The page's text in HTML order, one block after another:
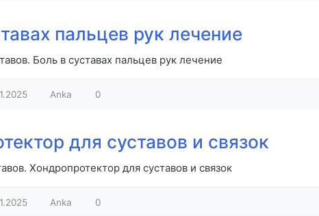
пальцев рук лечение
Боль в суставах пальцев рук лечение
Anka 0
для суставов и связок
Хондропротектор для суставов и связок
Anka 0